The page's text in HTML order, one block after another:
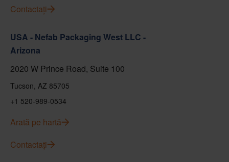
Contactați
USA - Nefab Packaging West LLC -
Arizona
2020 W Prince Road, Suite 100
Tucson, AZ 85705
+1 520-989-0534
Arată pe hartă
Contactați